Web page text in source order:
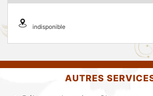
indisponible
AUTRES